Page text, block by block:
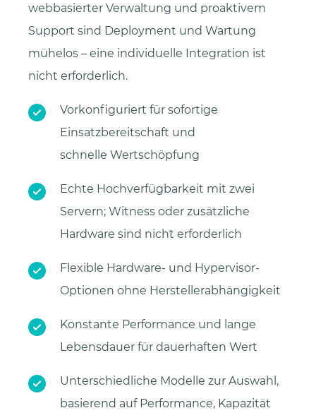
webbasierter Verwaltung und proaktivem
Support sind Deployment und Wartung
mühelos – eine individuelle Integration ist
nicht erforderlich.
Vorkonfiguriert für sofortige
Einsatzbereitschaft und
schnelle Wertschöpfung
Echte Hochverfügbarkeit mit zwei
Servern; Witness oder zusätzliche
Hardware sind nicht erforderlich
Flexible Hardware- und Hypervisor-
Optionen ohne Herstellerabhängigkeit
Konstante Performance und lange
Lebensdauer für dauerhaften Wert
Unterschiedliche Modelle zur Auswahl,
basierend auf Performance, Kapazität